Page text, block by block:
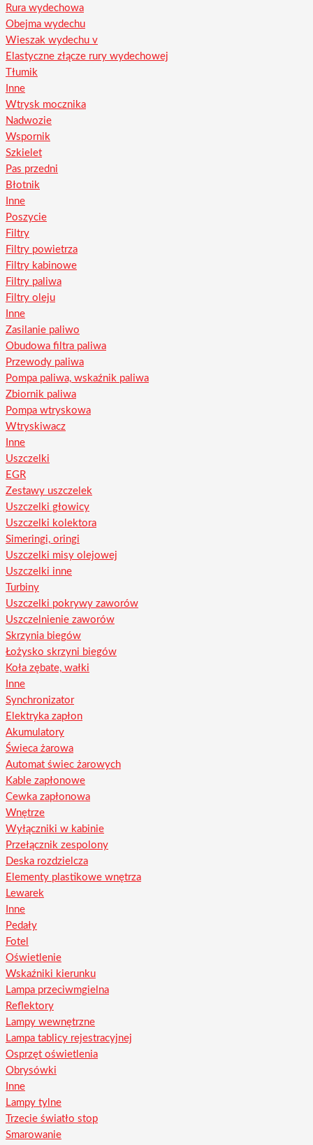
Rura wydechowa
Obejma wydechu
Wieszak wydechu v
Elastyczne złącze rury wydechowej
Tłumik
Inne
Wtrysk mocznika
Nadwozie
Wspornik
Szkielet
Pas przedni
Błotnik
Inne
Poszycie
Filtry
Filtry powietrza
Filtry kabinowe
Filtry paliwa
Filtry oleju
Inne
Zasilanie paliwo
Obudowa filtra paliwa
Przewody paliwa
Pompa paliwa, wskaźnik paliwa
Zbiornik paliwa
Pompa wtryskowa
Wtryskiwacz
Inne
Uszczelki
EGR
Zestawy uszczelek
Uszczelki głowicy
Uszczelki kolektora
Simeringi, oringi
Uszczelki misy olejowej
Uszczelki inne
Turbiny
Uszczelki pokrywy zaworów
Uszczelnienie zaworów
Skrzynia biegów
Łożysko skrzyni biegów
Koła zębate, wałki
Inne
Synchronizator
Elektryka zapłon
Akumulatory
Świeca żarowa
Automat świec żarowych
Kable zapłonowe
Cewka zapłonowa
Wnętrze
Wyłączniki w kabinie
Przełącznik zespolony
Deska rozdzielcza
Elementy plastikowe wnętrza
Lewarek
Inne
Pedały
Fotel
Oświetlenie
Wskaźniki kierunku
Lampa przeciwmgielna
Reflektory
Lampy wewnętrzne
Lampa tablicy rejestracyjnej
Osprzęt oświetlenia
Obrysówki
Inne
Lampy tylne
Trzecie światło stop
Smarowanie